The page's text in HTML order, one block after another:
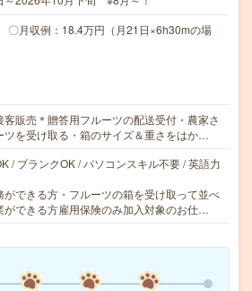
月収例：18.4万円（月21日×6h30mの場
客販売＊贈答用フルーツの配送受付・農家さ
ツを受け取る・箱のサイズ＆重さをはか…
/ ブランクOK / パソコンスキル不要 / 英語力
ができる方・フルーツの箱を受け取って並べ
ができる方雇用保険のみ加入対象のお仕…